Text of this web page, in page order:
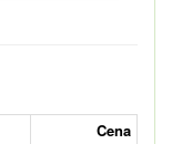
Cena